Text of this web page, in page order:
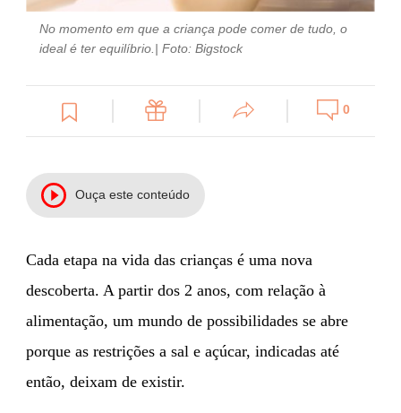
No momento em que a criança pode comer de tudo, o
ideal é ter equilíbrio. | Foto: Bigstock
0
Ouça este conteúdo
Cada etapa na vida das crianças é uma nova
descoberta. A partir dos 2 anos, com relação à
alimentação, um mundo de possibilidades se abre
porque as restrições a sal e açúcar, indicadas até
então, deixam de existir.